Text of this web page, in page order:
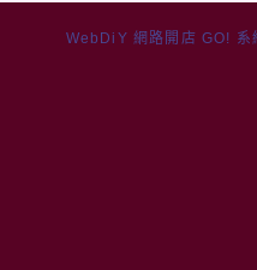
WebDiY 網路開店 GO! 系